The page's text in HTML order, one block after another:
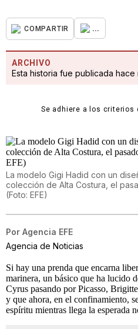
COMPARTIR ...
ARCHIVO
Esta historia fue publicada hace
Se adhiere a los criterios
La modelo Gigi Hadid con un
colección de Alta Costura, el
(Foto: EFE)
Por Agencia EFE
Agencia de Noticias
Si hay una prenda que encarna
marinera, un básico que ha lucido
Cyrus pasando por Picasso,
y que ahora, en el confinamiento,
espíritu mientras llega la esperada